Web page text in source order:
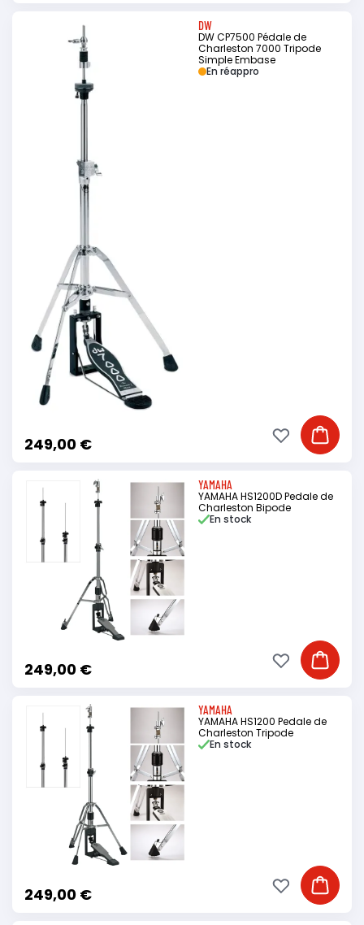
DW
DW CP7500 Pédale de
Charleston 7000 Tripode
Simple Embase
249,00 €
En réappro
Ajouter
Ajouter à ma
YAMAHA
YAMAHA HS1200D Pedale de
Charleston Bipode
249,00 €
En stock
Ajouter
Ajouter à ma
YAMAHA
YAMAHA HS1200 Pedale de
Charleston Tripode
249,00 €
En stock
Ajouter
Ajouter à ma